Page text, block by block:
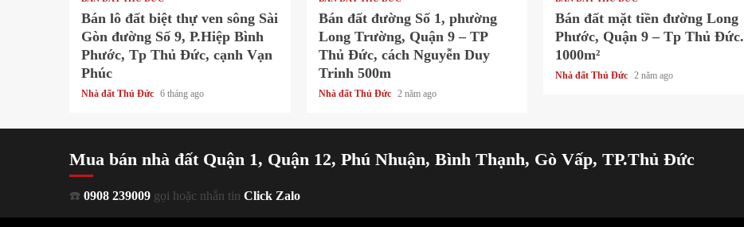
Bán lô đất biệt thự ven sông Sài
Gòn đường Số 9, P.Hiệp Bình
Phước, Tp Thủ Đức, cạnh Vạn
Phúc
Nhà đất Thủ Đức 6 tháng ago
Bán đất đường Số 1, phường
Long Trường, Quận 9 – TP
Thủ Đức, cách Nguyễn Duy
Trinh 500m
Nhà đất Thủ Đức 2 năm ago
Bán đất mặt tiền đường Long
Phước, Quận 9 – Tp Thủ Đức.
1000m²
Nhà đất Thủ Đức 2 năm ago
Mua bán nhà đất Quận 1, Quận 12, Phú Nhuận, Bình Thạnh, Gò Vấp, TP.Thủ Đức
☎️ 0908 239009 gọi hoặc nhắn tin Click Zalo